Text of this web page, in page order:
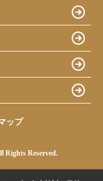
ップ
Rights Reserved.